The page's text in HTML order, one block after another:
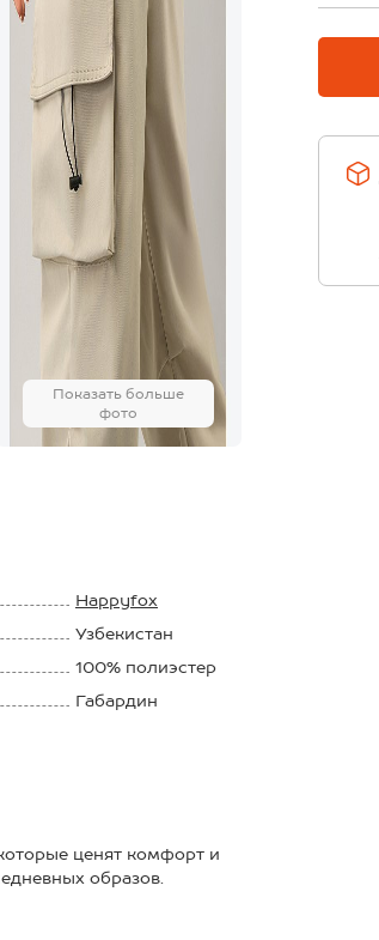
Показать больше
фото
Happyfox
Узбекистан
100% полиэстер
Габардин
ценят комфорт и
образов.